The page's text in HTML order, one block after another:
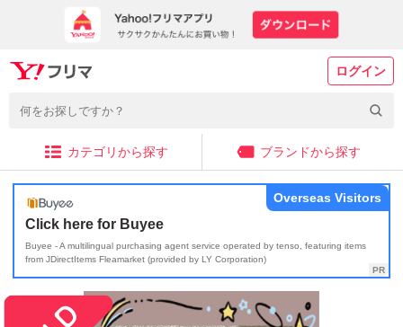
ログイン
カテゴリから探す ブランドから探す
Click here for Buyee
Buyee - A multilingual purchasing agent service operated by tenso, featuring items
from JDirectItems Fleamarket (provided by LY Corporation)
Overseas Visitors